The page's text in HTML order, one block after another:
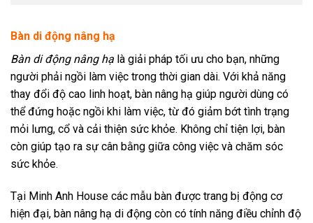
Bàn di động nâng hạ
Bàn di động nâng hạ là giải pháp tối ưu cho bạn, những
người phải ngồi làm việc trong thời gian dài. Với khả năng
thay đổi độ cao linh hoạt, bàn nâng hạ giúp người dùng có
thể đứng hoặc ngồi khi làm việc, từ đó giảm bớt tình trạng
mỏi lưng, cổ và cải thiện sức khỏe. Không chỉ tiện lợi, bàn
còn giúp tạo ra sự cân bằng giữa công việc và chăm sóc
sức khỏe.
Tại Minh Anh House các mẫu bàn được trang bị động cơ
hiện đại, bàn nâng hạ di động còn có tính năng điều chỉnh độ